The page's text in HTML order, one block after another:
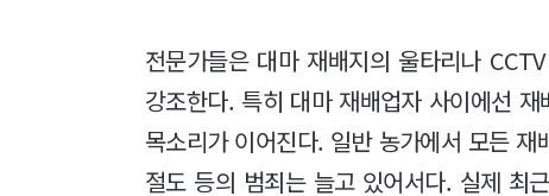
전문가들은 대마 재배지의 울타리나
강조한다. 특히 대마 재배업자 사이에선
목소리가 이어진다. 일반 농가에서 모든
절도 등의 범죄는 늘고 있어서다. 실제 최